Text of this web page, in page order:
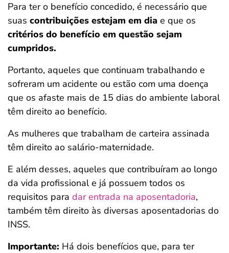
Para ter o benefício concedido, é necessário que
suas contribuições estejam em dia e que os
critérios do benefício em questão sejam
cumpridos.
Portanto, aqueles que continuam trabalhando e
sofreram um acidente ou estão com uma doença
que os afaste mais de 15 dias do ambiente laboral
têm direito ao benefício.
As mulheres que trabalham de carteira assinada
têm direito ao salário-maternidade.
E além desses, aqueles que contribuíram ao longo
da vida profissional e já possuem todos os
requisitos para dar entrada na aposentadoria,
também têm direito às diversas aposentadorias do
INSS.
Importante: Há dois benefícios que, para ter